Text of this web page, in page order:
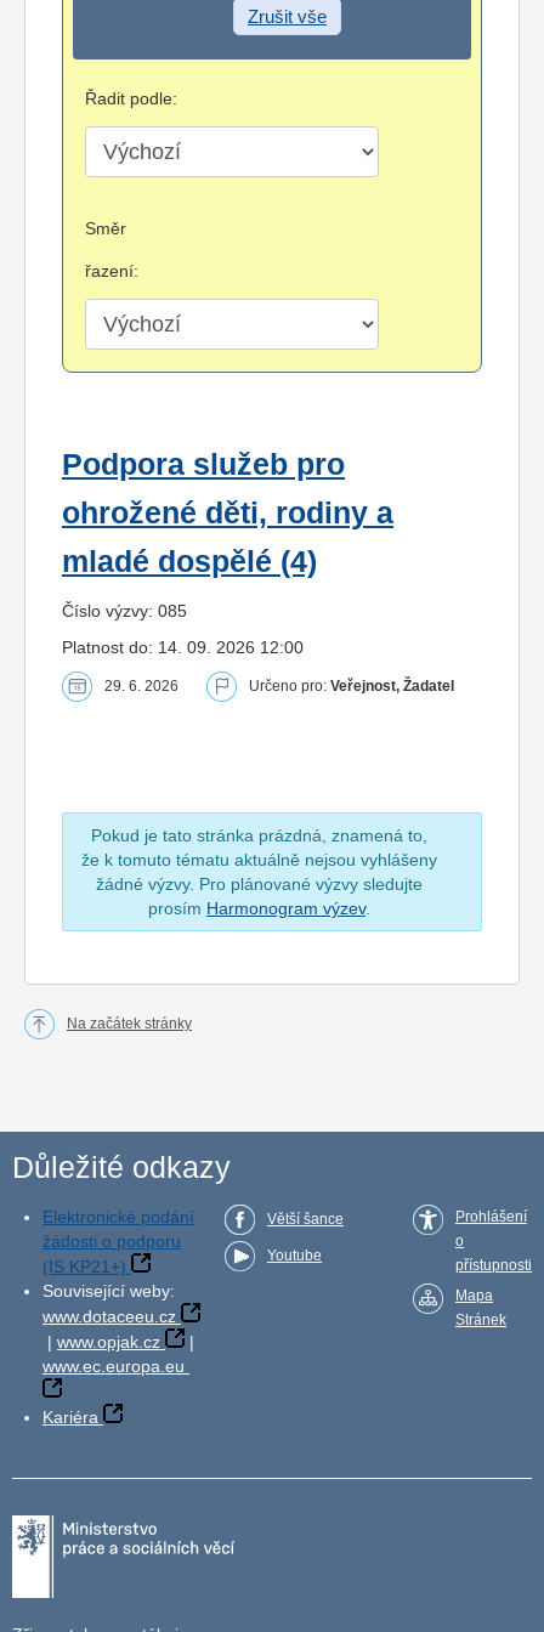
Zrušit vše
Řadit podle:
Směr
řazení:
Podpora služeb pro
ohrožené děti, rodiny a
mladé dospělé (4)
Číslo výzvy: 085
Platnost do: 14. 09. 2026 12:00
29. 6. 2026 Určeno pro: Veřejnost, Žadatel
Pokud je tato stránka prázdná, znamená to,
že k tomuto tématu aktuálně nejsou vyhlášeny
žádné výzvy. Pro plánované výzvy sledujte
prosím Harmonogram výzev.
Na začátek stránky
Důležité odkazy
Elektronické podání
žádosti o podporu
(IS KP21+)
Související weby:
www.dotaceeu.cz
| www.opjak.cz
|
www.ec.europa.eu
Kariéra
Větší šance
Youtube
Prohlášení
o
přístupnosti
Mapa
Stránek